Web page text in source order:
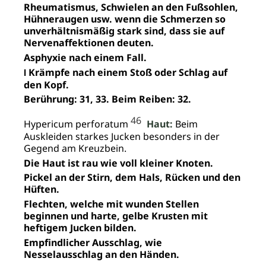
Rheumatismus, Schwielen an den Fußsohlen,
Hühneraugen usw. wenn die Schmerzen so
unverhältnismäßig stark sind, dass sie auf
Nervenaffektionen deuten.
Asphyxie nach einem Fall.
Krämpfe nach einem Stoß oder Schlag auf
den Kopf.
Berührung: 31, 33. Beim Reiben: 32.
Hypericum perforatum 46 Haut: Beim
Auskleiden starkes Jucken besonders in der
Gegend am Kreuzbein.
Die Haut ist rau wie voll kleiner Knoten.
Pickel an der Stirn, dem Hals, Rücken und den
Hüften.
Flechten, welche mit wunden Stellen
beginnen und harte, gelbe Krusten mit
heftigem Jucken bilden.
Empfindlicher Ausschlag, wie
Nesselausschlag an den Händen.